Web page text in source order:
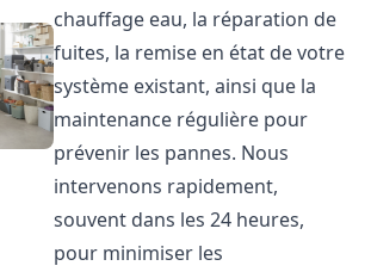
chauffage eau, la réparation de
fuites, la remise en état de votre
système existant, ainsi que la
maintenance régulière pour
prévenir les pannes. Nous
intervenons rapidement,
souvent dans les 24 heures,
pour minimiser les